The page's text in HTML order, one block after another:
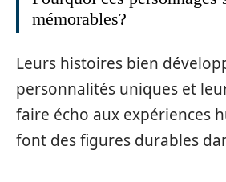
mémorables?
Leurs histoires bien
personnalités uniques et
faire écho aux expériences
font des figures durables